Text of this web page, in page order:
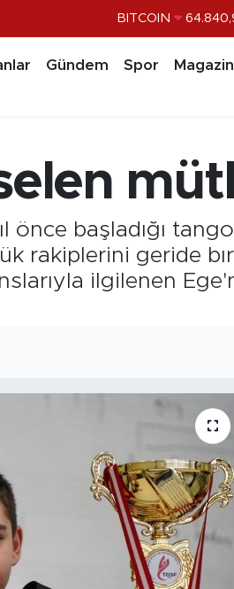
DOLAR
BITCOIN
Gündem Spor Magazin
başladığı
rakiplerini geride
ilgilenen